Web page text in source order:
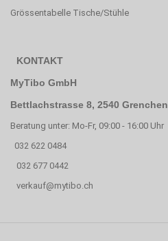
Grössentabelle Tische/Stühle
KONTAKT
MyTibo GmbH
Bettlachstrasse 8, 2540 Grenchen
Beratung unter: Mo-Fr, 09:00 - 16:00 Uhr
032 622 0484
032 677 0442
verkauf@mytibo.ch